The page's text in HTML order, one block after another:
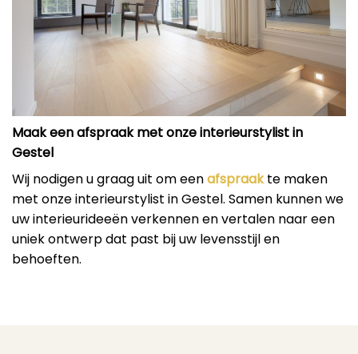
Maak een afspraak met onze interieurstylist in
Gestel
Wij nodigen u graag uit om eenafspraakte maken
met onze interieurstylist in Gestel. Samen kunnen we
uw interieurideeën verkennen en vertalen naar een
uniek ontwerp dat past bij uw levensstijl en
behoeften.